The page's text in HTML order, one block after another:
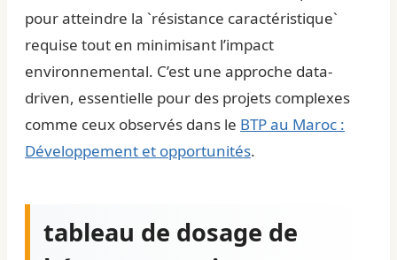
pour atteindre la `résistance caractéristique`
requise tout en minimisant l’impact
environnemental. C’est une approche data-
driven, essentielle pour des projets complexes
comme ceux observés dans le BTP au Maroc :
Développement et opportunités.
tableau de dosage de